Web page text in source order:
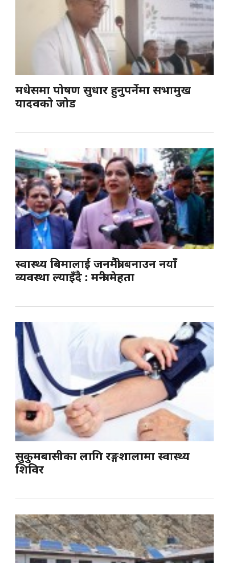
मधेसमा पोषण सुधार हुनुपर्नेमा सभामुख
यादवको जोड
स्वास्थ्य बिमालाई जनमैत्री बनाउन नयाँ
व्यवस्था ल्याइँदै : मन्त्री मेहता
सुकुमबासीका लागि रङ्गशालामा स्वास्थ्य
शिविर